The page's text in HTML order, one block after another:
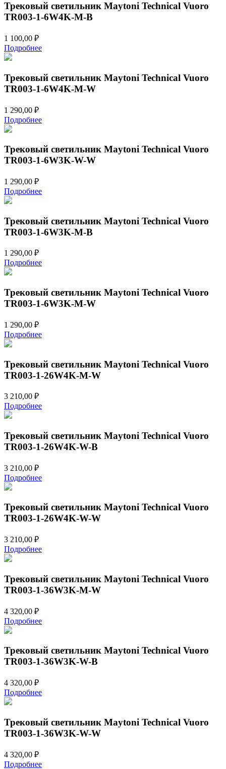
Трековый светильник Maytoni Technical Vuoro
TR003-1-6W4K-M-B
1 100,00 ₽
Подробнее
Трековый светильник Maytoni Technical Vuoro
TR003-1-6W4K-M-W
1 290,00 ₽
Подробнее
Трековый светильник Maytoni Technical Vuoro
TR003-1-6W3K-W-W
1 290,00 ₽
Подробнее
Трековый светильник Maytoni Technical Vuoro
TR003-1-6W3K-M-B
1 290,00 ₽
Подробнее
Трековый светильник Maytoni Technical Vuoro
TR003-1-6W3K-M-W
1 290,00 ₽
Подробнее
Трековый светильник Maytoni Technical Vuoro
TR003-1-26W4K-M-W
3 210,00 ₽
Подробнее
Трековый светильник Maytoni Technical Vuoro
TR003-1-26W4K-W-B
3 210,00 ₽
Подробнее
Трековый светильник Maytoni Technical Vuoro
TR003-1-26W4K-W-W
3 210,00 ₽
Подробнее
Трековый светильник Maytoni Technical Vuoro
TR003-1-36W3K-M-W
4 320,00 ₽
Подробнее
Трековый светильник Maytoni Technical Vuoro
TR003-1-36W3K-W-B
4 320,00 ₽
Подробнее
Трековый светильник Maytoni Technical Vuoro
TR003-1-36W3K-W-W
4 320,00 ₽
Подробнее